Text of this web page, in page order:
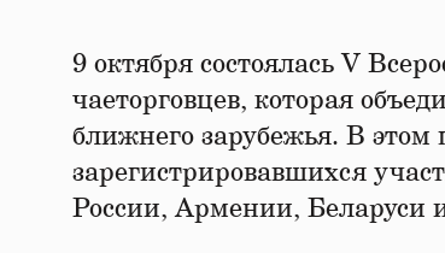
9 октября состоялась V
чаеторговцев, которая
ближнего зарубежья. В этом
зарегистрировавшихся
России, Армении, Беларуси